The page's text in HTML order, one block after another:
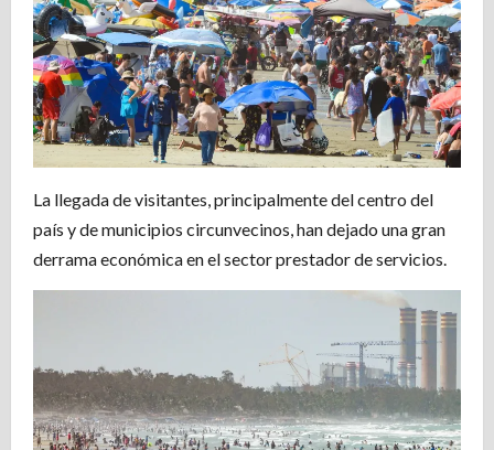
La llegada de visitantes, principalmente del centro del
país y de municipios circunvecinos, han dejado una gran
derrama económica en el sector prestador de servicios.